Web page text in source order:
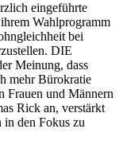
eingeführte
Wahlprogramm
bei
DIE
Meinung, dass
mehr Bürokratie
Frauen und Männern
Rick an, verstärkt
in den Fokus zu